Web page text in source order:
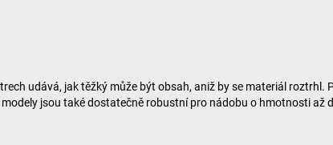
udává, jak těžký může být obsah, aniž by se materiál
jsou také dostatečně robustní pro nádobu o hmotnosti